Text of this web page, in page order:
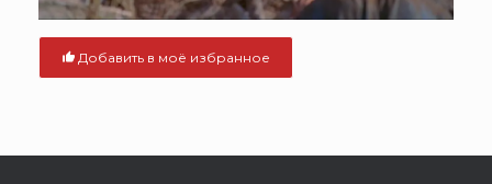
Добавить в моё избранное